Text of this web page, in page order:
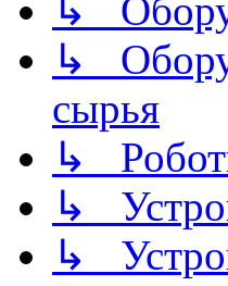
↳
↳
сырья
↳
↳
↳